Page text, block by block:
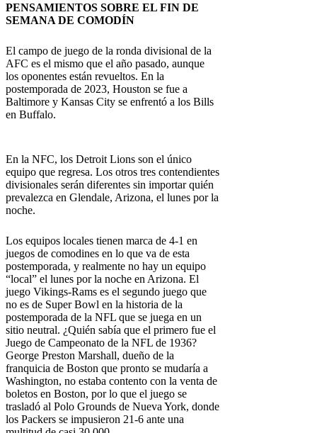
PENSAMIENTOS SOBRE EL FIN DE
SEMANA DE COMODÍN
El campo de juego de la ronda divisional de la
AFC es el mismo que el año pasado, aunque
los oponentes están revueltos. En la
postemporada de 2023, Houston se fue a
Baltimore y Kansas City se enfrentó a los Bills
en Buffalo.
En la NFC, los Detroit Lions son el único
equipo que regresa. Los otros tres contendientes
divisionales serán diferentes sin importar quién
prevalezca en Glendale, Arizona, el lunes por la
noche.
Los equipos locales tienen marca de 4-1 en
juegos de comodines en lo que va de esta
postemporada, y realmente no hay un equipo
“local” el lunes por la noche en Arizona. El
juego Vikings-Rams es el segundo juego que
no es de Super Bowl en la historia de la
postemporada de la NFL que se juega en un
sitio neutral. ¿Quién sabía que el primero fue el
Juego de Campeonato de la NFL de 1936?
George Preston Marshall, dueño de la
franquicia de Boston que pronto se mudaría a
Washington, no estaba contento con la venta de
boletos en Boston, por lo que el juego se
trasladó al Polo Grounds de Nueva York, donde
los Packers se impusieron 21-6 ante una